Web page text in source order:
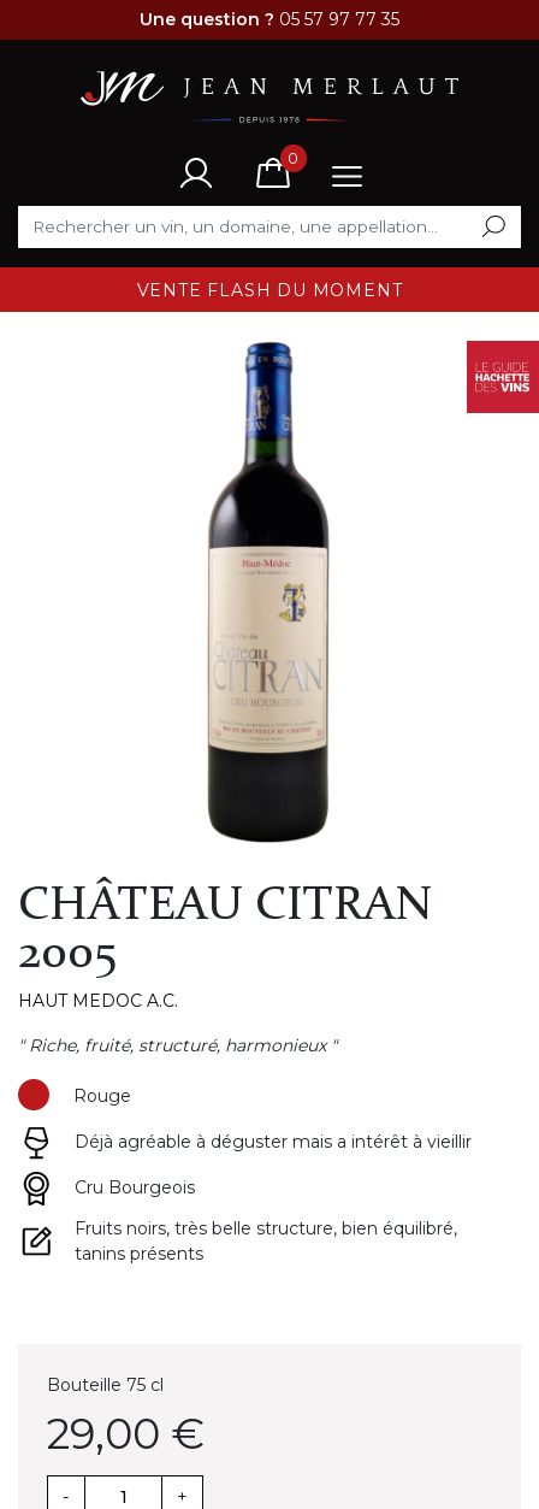
Une question ? 05 57 97 77 35
0
VENTE FLASH DU MOMENT
CHÂTEAU CITRAN
2005
HAUT MEDOC A.C.
" Riche, fruité, structuré, harmonieux "
Rouge
Déjà agréable à déguster mais a intérêt à vieillir
Cru Bourgeois
Fruits noirs, très belle structure, bien équilibré,
tanins présents
Bouteille 75 cl
29,00 €
- +